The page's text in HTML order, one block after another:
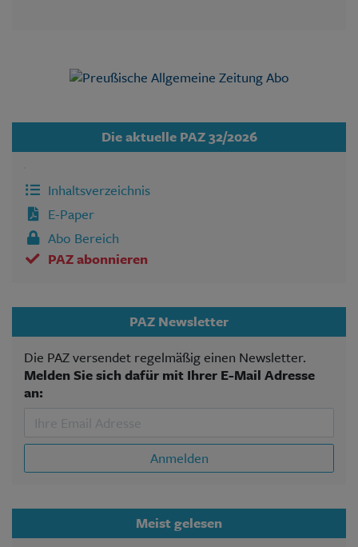
Die aktuelle PAZ 32/2026
Inhaltsverzeichnis
E-Paper
Abo Bereich
PAZ abonnieren
PAZ Newsletter
Die PAZ versendet regelmäßig einen Newsletter.
Melden Sie sich dafür mit Ihrer E-Mail Adresse
an:
Anmelden
Meist gelesen